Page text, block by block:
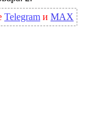
Telegram и MAX